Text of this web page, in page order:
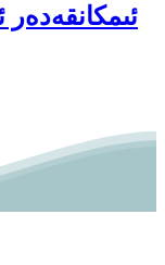
ئىمكانقەدەر